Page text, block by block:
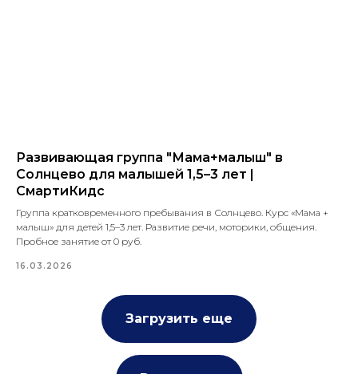
Развивающая группа "Мама+малыш" в
Солнцево для малышей 1,5–3 лет |
СмартиКидс
Группа кратковременного пребывания в Солнцево. Курс «Мама +
малыш» для детей 1,5–3 лет. Развитие речи, моторики, общения.
Пробное занятие от 0 руб.
16.03.2026
Загрузить еще